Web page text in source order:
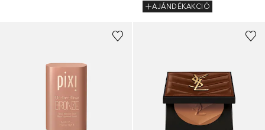
AJÁNDÉKAKCIÓ
+2